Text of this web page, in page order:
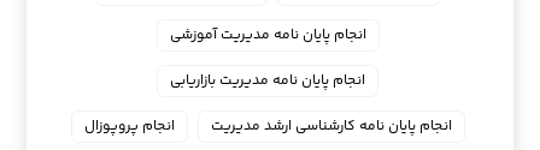
انجام پایان نامه مدیریت آموزشی
انجام پایان نامه مدیریت بازاریابی
انجام پایان نامه کارشناسی ارشد مدیریت
انجام پروپوزال